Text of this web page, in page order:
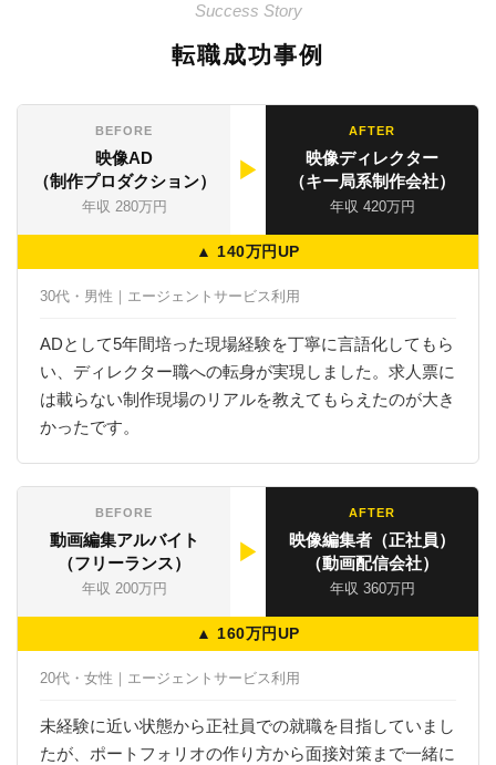
Success Story
転職成功事例
BEFORE
映像AD
（制作プロダクション）
年収 280万円
▶
AFTER
映像ディレクター
（キー局系制作会社）
年収 420万円
▲ 140万円UP
30代・男性｜エージェントサービス利用
ADとして5年間培った現場経験を丁寧に言語化してもら
い、ディレクター職への転身が実現しました。求人票に
は載らない制作現場のリアルを教えてもらえたのが大き
かったです。
BEFORE
動画編集アルバイト
（フリーランス）
年収 200万円
▶
AFTER
映像編集者（正社員）
（動画配信会社）
年収 360万円
▲ 160万円UP
20代・女性｜エージェントサービス利用
未経験に近い状態から正社員での就職を目指していまし
たが、ポートフォリオの作り方から面接対策まで一緒に